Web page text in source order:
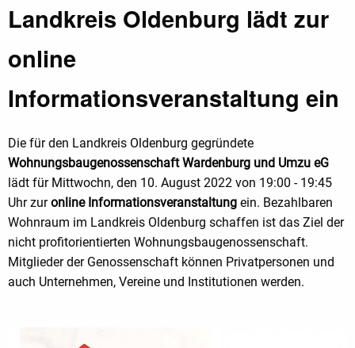
Landkreis Oldenburg lädt zur
online
Informationsveranstaltung ein
Die für den Landkreis Oldenburg gegründete
Wohnungsbaugenossenschaft Wardenburg und Umzu eG
lädt für Mittwochn, den 10. August 2022 von 19:00 - 19:45
Uhr zuronline Informationsveranstaltung ein. Bezahlbaren
Wohnraum im Landkreis Oldenburg schaffen ist das Ziel der
nicht profitorientierten Wohnungsbaugenossenschaft.
Mitglieder der Genossenschaft können Privatpersonen und
auch Unternehmen, Vereine und Institutionen werden.